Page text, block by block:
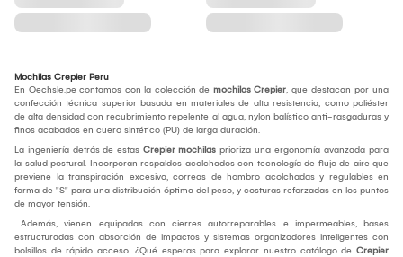
Mochilas Crepier Peru
En Oechsle.pe contamos con la colección de mochilas Crepier, que destacan por una
confección técnica superior basada en materiales de alta resistencia, como poliéster
de alta densidad con recubrimiento repelente al agua, nylon balístico anti-rasgaduras y
finos acabados en cuero sintético (PU) de larga duración.
La ingeniería detrás de estas Crepier mochilas prioriza una ergonomía avanzada para
la salud postural. Incorporan respaldos acolchados con tecnología de flujo de aire que
previene la transpiración excesiva, correas de hombro acolchadas y regulables en
forma de "S" para una distribución óptima del peso, y costuras reforzadas en los puntos
de mayor tensión.
Además, vienen equipadas con cierres autorreparables e impermeables, bases
estructuradas con absorción de impactos y sistemas organizadores inteligentes con
bolsillos de rápido acceso. ¿Qué esperas para explorar nuestro catálogo de Crepier